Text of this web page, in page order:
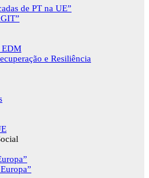
de PT na UE”
EDM
e Resiliência